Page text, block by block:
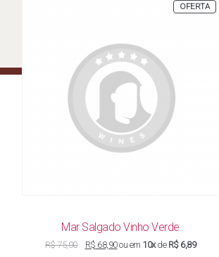
OFERTA
Mar Salgado Vinho Verde
R$75,00 R$ 68,90O
ou em 10xde R$ 6,89